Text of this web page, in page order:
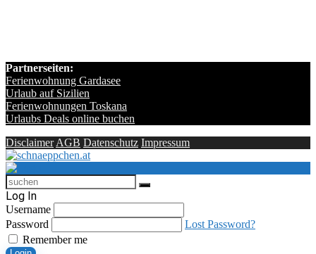
Partnerseiten:
Ferienwohnung Gardasee
Urlaub auf Sizilien
Ferienwohnungen Toskana
Urlaubs Deals online buchen
Disclaimer AGB Datenschutz Impressum
Log In
Username
Password
Lost Password?
Remember me